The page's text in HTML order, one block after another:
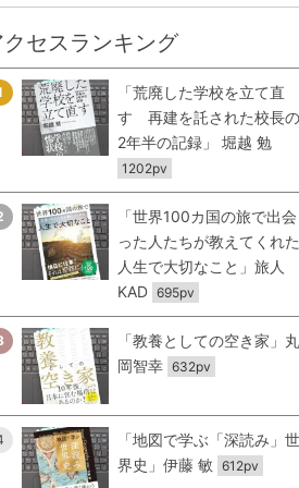
セスランキング
「荒廃した学校を立て直
す 再建を託された校長の
2年半の記録」 堀越 勉
1202pv
「世界100カ国の旅で出会
った人たちが教えてくれた
人生で大切なこと」旅人
KAD 695pv
「教養としての空き家」丸
岡智幸 632pv
「地図で学ぶ「深読み」世
界史」伊藤 敏 612pv